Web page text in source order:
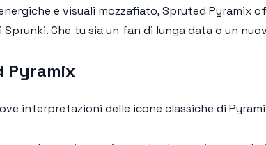
e visuali mozzafiato, Spruted Pyramix
Che tu sia un fan di lunga data o un
Pyramix
interpretazioni delle icone classiche di